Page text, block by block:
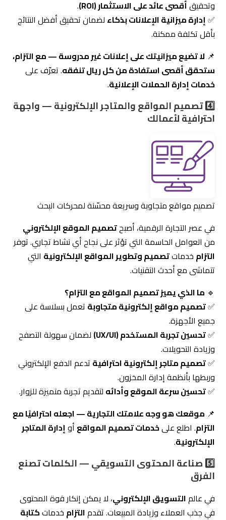
📌لا تضيع ميزانيتك على إعلانات غير مدروسة — مع التزام،
ستحقق أقصى استفادة من كل ريال تنفقه. تعرّف على
خدمات إدارة الحملات الإعلانية
4️⃣ تصميم المواقع والمتاجر الإلكترونية — واجهة
احترافية لأعمالك
تصميم مواقع متجاوبة وسريعة محسّنة لمحركات البحث
في عصر التجارة الرقمية، أصبح
من العوامل الحاسمة التي تؤثر على نجاح أي نشاط تجاري. توفر
التزامخدماتتصميم وتطوير المواقع الإلكترونيةالتي
تتماشى مع أحدث التقنيات.
🔹ما الذي يميز تصميم المواقع مع التزام؟
✅تصميم مواقع إلكترونية متجاوبةتعمل بسلاسة على
جميع الأجهزة.
✅
تحسين تجربة المستخدم (UX/UI)
لضمان سهولة التصفح
وزيادة التحويلات.
تصميم متاجر إلكترونية احترافية
تدعم الدفع الإلكتروني
وربطها بأنظمة إدارة المخزون.
✅ تحسين سرعة الموقع وأدائه
لتقديم تجربة متميزة للزوار.
📌موقعك هو وجه علامتك التجارية — اجعله احترافيًا مع
التزام. اطلع علىخدمات تصميم المواقع
الإلكترونية.
5️⃣ صناعة المحتوى التسويقي — الكلمات تصنع
الفرق
في عالم التسويق الإلكتروني
في جذب العملاء وزيادة المبيعات. تقدمالتزامخدماتكتابة
المحتوى التسويقي
على تعزيزظهور علامتك التجارية في نتائج البحث.
خدمات المحتوى التسويقي مع التزام: